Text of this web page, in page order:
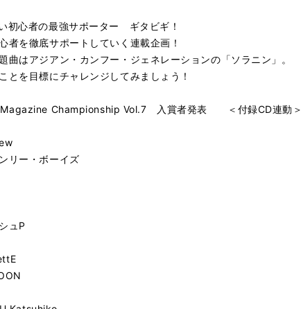
初心者の最強サポーター ギタビギ！
者を徹底サポートしていく連載企画！
曲はアジアン・カンフー・ジェネレーションの「ソラニン」。
とを目標にチャレンジしてみましょう！
Championship Vol.7 入賞者発表 ＜付録CD連動＞
リー・ボーイズ
ュP